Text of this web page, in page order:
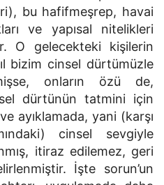
bu hafifmeşrep, havai
ve yapısal nitelikleri
O gelecekteki kişilerin
bizim cinsel dürtümüzle
onların özü de,
dürtünün tatmini için
ayıklamada, yani (karşı
cinsel sevgiyle
itiraz edilemez, geri
İşte sorun’un